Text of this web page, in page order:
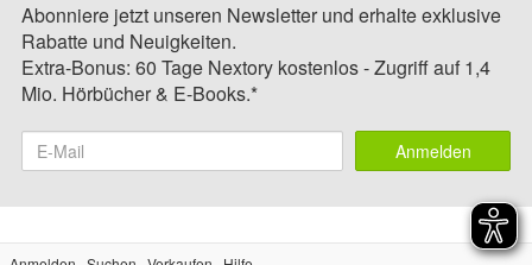
Abonniere jetzt unseren Newsletter und erhalte exklusive
Rabatte und Neuigkeiten.
Extra-Bonus: 60 Tage Nextory kostenlos - Zugriff auf 1,4
Mio. Hörbücher & E-Books.*
Anmelden